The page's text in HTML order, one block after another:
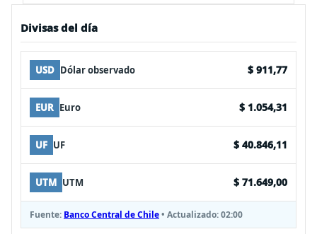
Divisas del día
USD Dólar observado $ 911,77
EUR Euro $ 1.054,31
UF UF $ 40.846,11
UTM UTM $ 71.649,00
Fuente: Banco Central de Chile• Actualizado:02:00